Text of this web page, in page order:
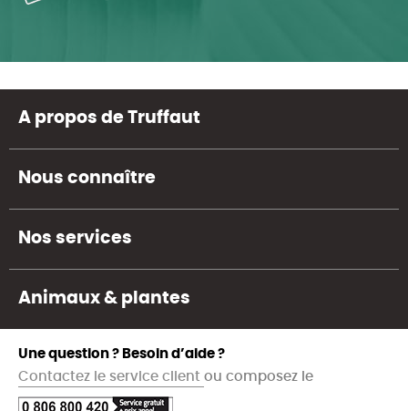
A propos de Truffaut
Nous connaître
Nos services
Animaux & plantes
Une question ? Besoin d’aide ?
Contactez le service client ou composez le